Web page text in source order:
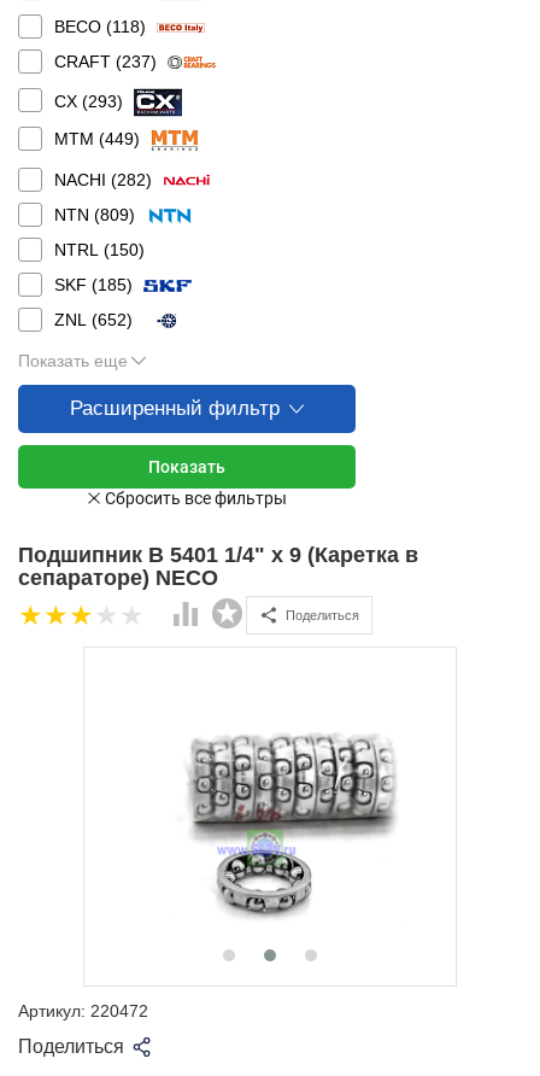
BECO (118)
CRAFT (237)
CX (293)
MTM (449)
NACHI (282)
NTN (809)
NTRL (150)
SKF (185)
ZNL (652)
Показать еще
Расширенный фильтр
Подшипник B 5401 1/4" x 9 (Каретка в
сепараторе) NECO
Поделиться
Артикул: 220472
Поделиться